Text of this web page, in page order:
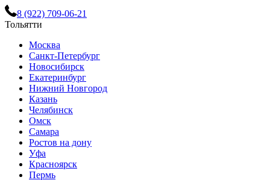
8 (922) 709-06-21
Тольятти
Москва
Санкт-Петербург
Новосибирск
Екатеринбург
Нижний Новгород
Казань
Челябинск
Омск
Самара
Ростов на дону
Уфа
Красноярск
Пермь